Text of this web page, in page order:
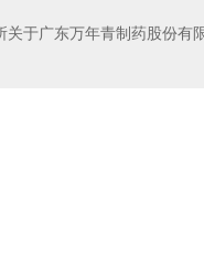
于广东万年青制药股份有